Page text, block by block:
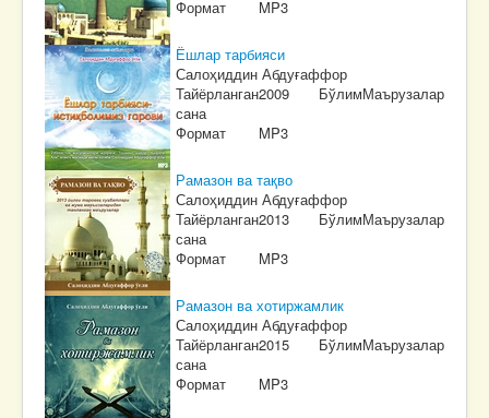
Формат
MP3
Ёшлар тарбияси
Салоҳиддин Абдуғаффор
Тайёрланган
сана
2009
Формат
MP3
БўлимМаърузалар
Рамазон ва тақво
Салоҳиддин Абдуғаффор
Тайёрланган
сана
2013
Формат
MP3
БўлимМаърузалар
Рамазон ва хотиржамлик
Салоҳиддин Абдуғаффор
Тайёрланган
сана
2015
Формат
MP3
БўлимМаърузалар